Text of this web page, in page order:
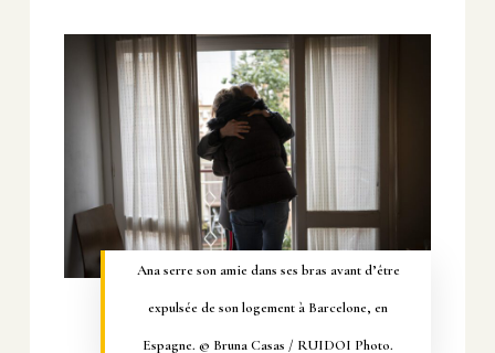
Ana serre son amie dans ses bras avant d’être
expulsée de son logement à Barcelone, en
Espagne. © Bruna Casas / RUIDOI Photo.